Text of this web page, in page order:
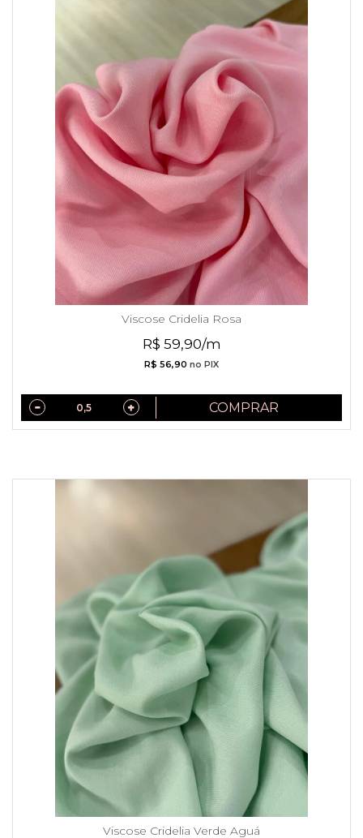
Viscose Cridelia Rosa
R$ 59,90/m
R$ 56,90 no PIX
COMPRAR
Viscose Cridelia Verde Aguá